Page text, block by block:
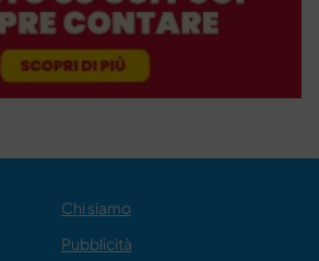
Chi siamo
Pubblicità